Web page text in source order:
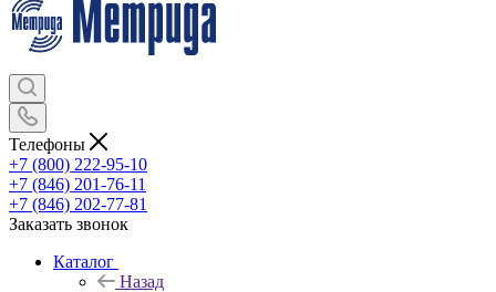
Телефоны
+7 (800) 222-95-10
+7 (846) 201-76-11
+7 (846) 202-77-81
Заказать звонок
Каталог
Назад